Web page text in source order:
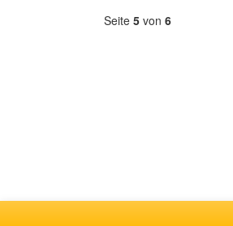
Seite 5 von 6